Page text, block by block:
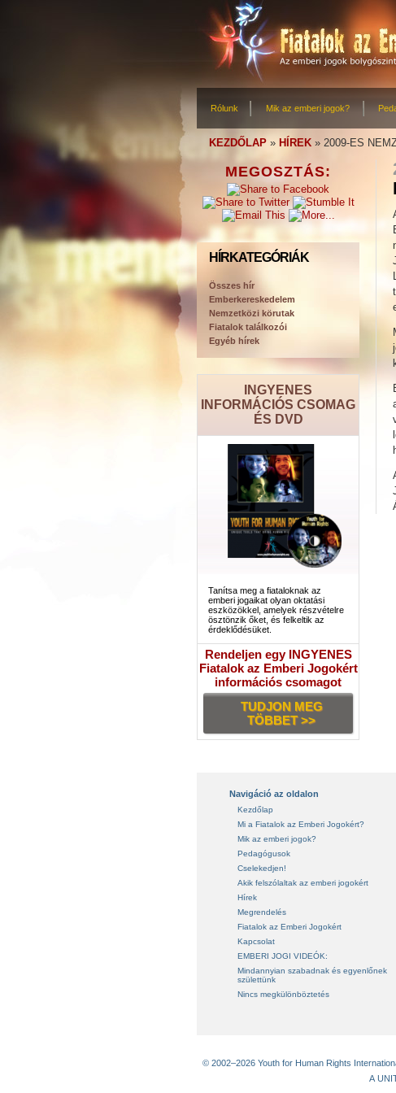
Rólunk Mik az emberi jogok?
KEZDŐLAP » HÍREK » 2009-ES
MEGOSZTÁS:
HÍRKATEGÓRIÁK
Összes hír
Emberkereskedelem
Nemzetközi körutak
Fiatalok találkozói
Egyéb hírek
INGYENES
INFORMÁCIÓS CSOMAG
ÉS DVD
Tanítsa meg a fiataloknak az
emberi jogaikat olyan oktatási
eszközökkel, amelyek részvételre
ösztönzik őket, és felkeltik az
érdeklődésüket.
Rendeljen egy INGYENES
Fiatalok az Emberi Jogokért
információs csomagot
TUDJON MEG
TÖBBET >>
Navigáció az oldalon
Kezdőlap
Mi a Fiatalok az Emberi Jogokért?
Mik az emberi jogok?
Pedagógusok
Cselekedjen!
Akik felszólaltak az emberi jogokért
Hírek
Megrendelés
Fiatalok az Emberi Jogokért
Kapcsolat
EMBERI JOGI VIDEÓK:
Mindannyian szabadnak és egyenlőnek
születtünk
Nincs megkülönböztetés
© 2002–2026 Youth for Human Rights
A